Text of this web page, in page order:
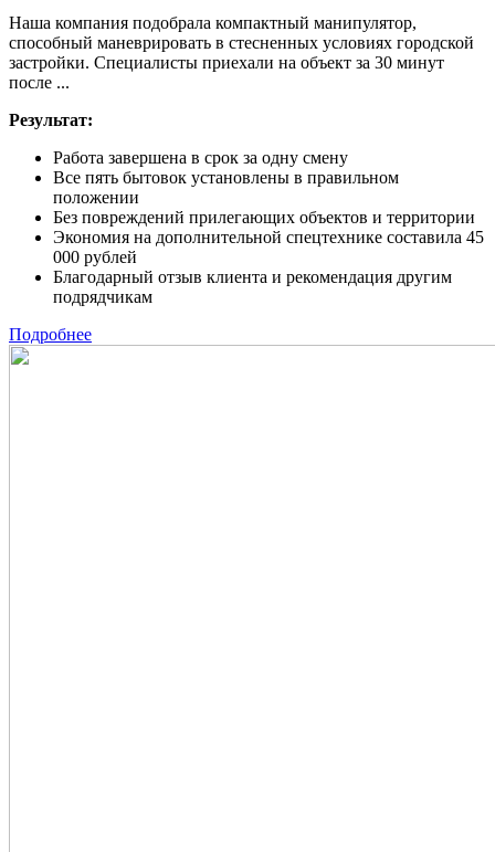
Наша компания подобрала компактный манипулятор,
способный маневрировать в стесненных условиях городской
застройки. Специалисты приехали на объект за 30 минут
после ...
Результат:
Работа завершена в срок за одну смену
Все пять бытовок установлены в правильном
положении
Без повреждений прилегающих объектов и территории
Экономия на дополнительной спецтехнике составила 45
000 рублей
Благодарный отзыв клиента и рекомендация другим
подрядчикам
Подробнее